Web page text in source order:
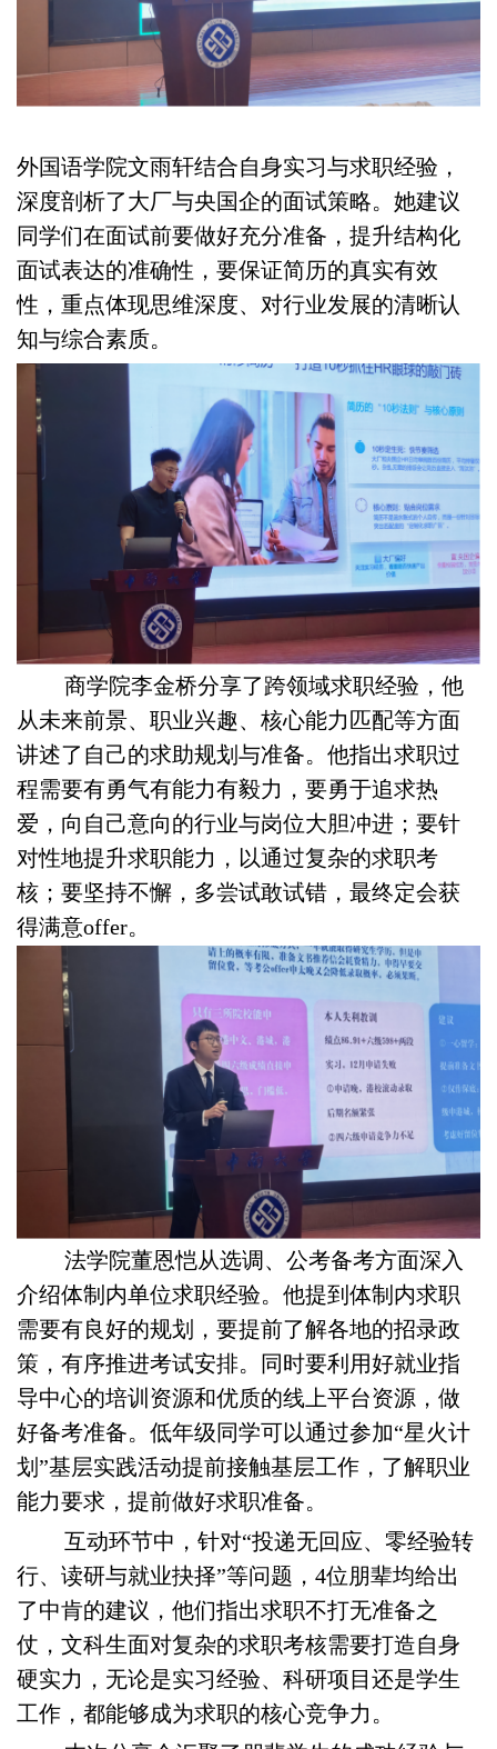
外国语学院文雨轩结合自身实习与求职经验，
深度剖析了大厂与央国企的面试策略。她建议
同学们在面试前要做好充分准备，提升结构化
面试表达的准确性，要保证简历的真实有效
性，重点体现思维深度、对行业发展的清晰认
知与综合素质。
商学院李金桥分享了跨领域求职经验，他
从未来前景、职业兴趣、核心能力匹配等方面
讲述了自己的求助规划与准备。他指出求职过
程需要有勇气有能力有毅力，要勇于追求热
爱，向自己意向的行业与岗位大胆冲进；要针
对性地提升求职能力，以通过复杂的求职考
核；要坚持不懈，多尝试敢试错，最终定会获
得满意offer。
法学院董恩恺从选调、公考备考方面深入
介绍体制内单位求职经验。他提到体制内求职
需要有良好的规划，要提前了解各地的招录政
策，有序推进考试安排。同时要利用好就业指
导中心的培训资源和优质的线上平台资源，做
好备考准备。低年级同学可以通过参加“星火计
划”基层实践活动提前接触基层工作，了解职业
能力要求，提前做好求职准备。
互动环节中，针对“投递无回应、零经验转
行、读研与就业抉择”等问题，4位朋辈均给出
了中肯的建议，他们指出求职不打无准备之
仗，文科生面对复杂的求职考核需要打造自身
硬实力，无论是实习经验、科研项目还是学生
工作，都能够成为求职的核心竞争力。